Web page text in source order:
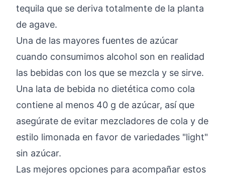
tequila que se deriva totalmente de la planta
de agave.
Una de las mayores fuentes de azúcar
cuando consumimos alcohol son en realidad
las bebidas con los que se mezcla y se sirve.
Una lata de bebida no dietética como cola
contiene al menos 40 g de azúcar, así que
asegúrate de evitar mezcladores de cola y de
estilo limonada en favor de variedades "light"
sin azúcar.
Las mejores opciones para acompañar estos